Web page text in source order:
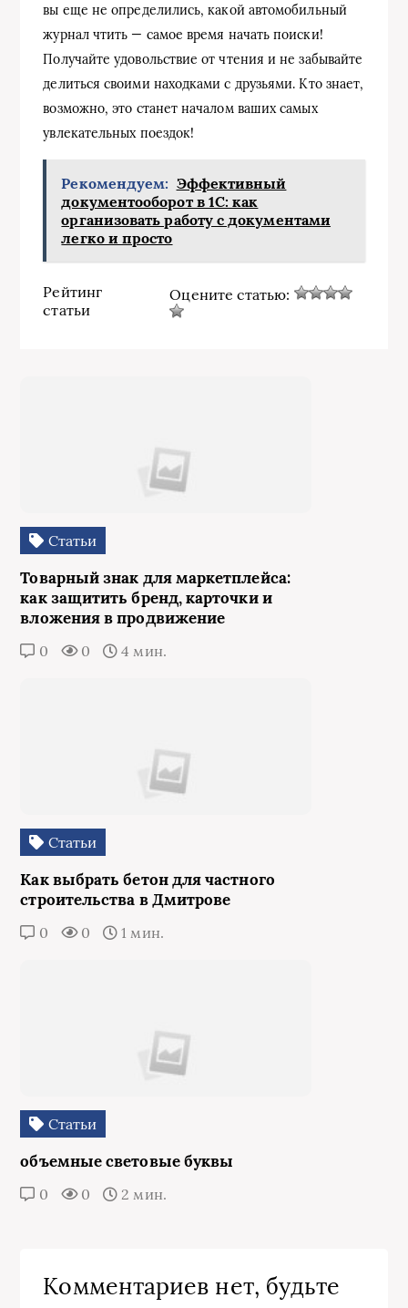
вы еще не определились, какой автомобильный
журнал чтить — самое время начать поиски!
Получайте удовольствие от чтения и не забывайте
делиться своими находками с друзьями. Кто знает,
возможно, это станет началом ваших самых
увлекательных поездок!
Рекомендуем: Эффективный
документооборот в 1С: как
организовать работу с документами
легко и просто
Рейтинг
статьи
Оцените статью:
Статьи
Товарный знак для маркетплейса:
как защитить бренд, карточки и
вложения в продвижение
0 0 4 мин.
Статьи
Как выбрать бетон для частного
строительства в Дмитрове
0 0 1 мин.
Статьи
объемные световые буквы
0 0 2 мин.
Комментариев нет, будьте